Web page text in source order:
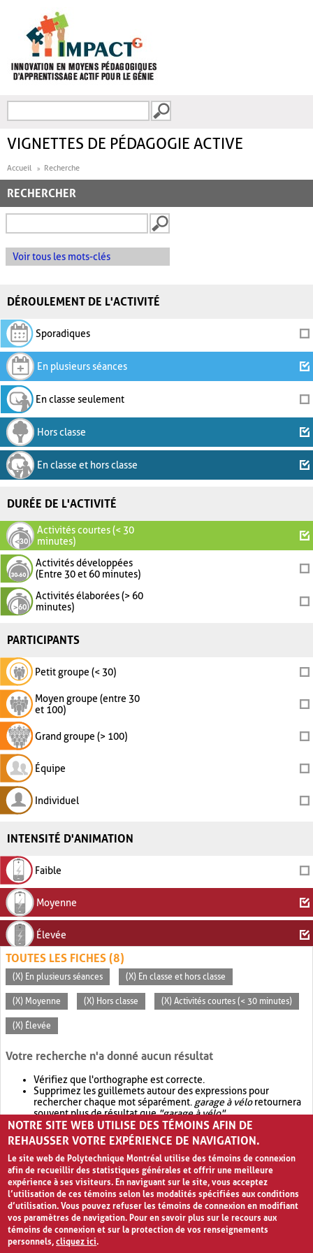
FORMULAIRE DE
VIGNETTES DE PÉDAGOGIE ACTIVE
Accueil Recherche
RECHERCHER
Voir tous les mots-clés
DÉROULEMENT DE L'ACTIVITÉ
Sporadiques
En plusieurs séances
En classe seulement
Hors classe
En classe et hors classe
DURÉE DE L'ACTIVITÉ
Activités courtes (< 30
minutes)
Activités développées
(Entre 30 et 60 minutes)
Activités élaborées (> 60
minutes)
PARTICIPANTS
Petit groupe (< 30)
Moyen groupe (entre 30
et 100)
Grand groupe (> 100)
Équipe
Individuel
INTENSITÉ D'ANIMATION
Faible
Moyenne
Élevée
TOUTES LES FICHES (8)
(X) En plusieurs séances (X) En classe et hors classe
(X) Moyenne (X) Hors classe (X) Activités courtes (< 30 minutes)
(X) Élevée
Votre recherche n'a donné aucun résultat
Vérifiez que l'orthographe est correcte.
Supprimez les guillemets autour des expressions pour
rechercher chaque mot séparément. garage à véloretournera
souvent plus de résultat que"garage à vélo".
Envisagez d'élargir votre recherche avec OR.garage OR vélo
retournera souvent plus de résultat quegarage à vélo
NOTRE SITE WEB UTILISE DES TÉMOINS AFIN DE
REHAUSSER VOTRE EXPÉRIENCE DE NAVIGATION.
Le site web de Polytechnique Montréal utilise des témoins de connexion
afin de recueillir des statistiques générales et offrir une meilleure
expérience à ses visiteurs. En naviguant sur le site, vous acceptez
l’utilisation de ces témoins selon les modalités spécifiées aux conditions
d’utilisation. Vous pouvez refuser les témoins de connexion en modifiant
vos paramètres de navigation. Pour en savoir plus sur le recours aux
témoins de connexion et sur la protection de vos renseignements
personnels,cliquez ici.